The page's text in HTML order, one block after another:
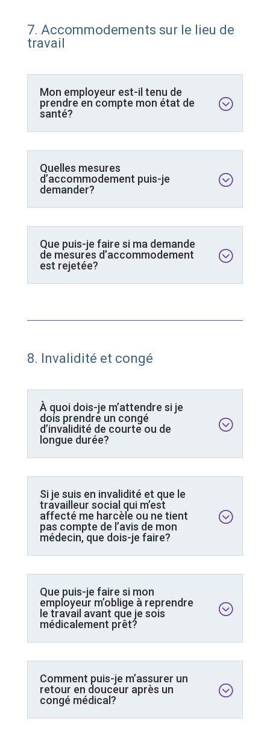
7. Accommodements sur le lieu de
travail
Mon employeur est-il tenu de
prendre en compte mon état de
santé?
Quelles mesures
d’accommodement puis-je
demander?
Que puis-je faire si ma demande
de mesures d’accommodement
est rejetée?
8. Invalidité et congé
À quoi dois-je m’attendre si je
dois prendre un congé
d’invalidité de courte ou de
longue durée?
Si je suis en invalidité et que le
travailleur social qui m’est
affecté me harcèle ou ne tient
pas compte de l’avis de mon
médecin, que dois-je faire?
Que puis-je faire si mon
employeur m’oblige à reprendre
le travail avant que je sois
médicalement prêt?
Comment puis-je m’assurer un
retour en douceur après un
congé médical?